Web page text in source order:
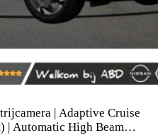
| Adaptive Cruise
| Automatic High Beam